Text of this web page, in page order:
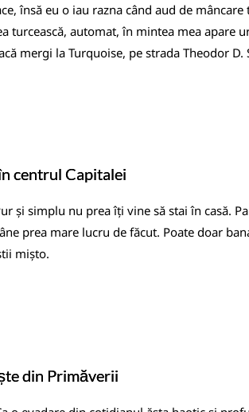
însă eu o iau razna când aud de
turcească, automat, în mintea mea apare
mergi la Turquoise, pe strada Theodor D.
centrul Capitalei
și simplu nu prea îți vine să stai în casă.
prea mare lucru de făcut. Poate doar
mișto.
din Primăverii